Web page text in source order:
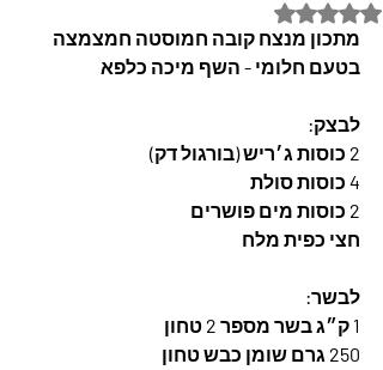
דירוג של NaN מתוך 5 כוכבים
מתכון מנצח קובה חמוסטה חמצמצה
בטעם חלומי - השף מיכה כלפא
לבצק:
2 כוסות ג׳ריש (בורגול דק)
4 כוסות סולת
2 כוסות מים פושרים
חצי כפית מלח
לבשר:
1 ק״ג בשר מספר 2 טחון
250 גרם שומן כבש טחון